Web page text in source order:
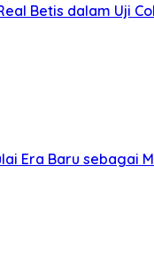
Betis dalam Uji
Era Baru sebagai